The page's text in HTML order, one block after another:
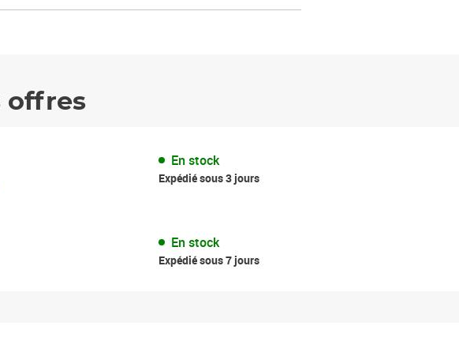
offres
En stock
Expédié sous 3 jours
En stock
Expédié sous 7 jours